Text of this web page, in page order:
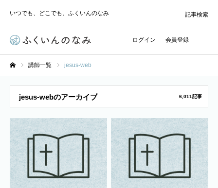
いつでも、どこでも、ふくいんのなみ
ログイン 会員登録
記事検索
講師一覧 jesus-web
jesus-webのアーカイブ 6,011記事